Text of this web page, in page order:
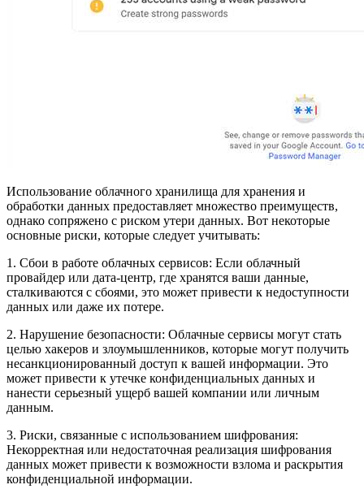
Использование облачного хранилища для хранения и
обработки данных предоставляет множество преимуществ,
однако сопряжено с риском утери данных. Вот некоторые
основные риски, которые следует учитывать:
1. Сбои в работе облачных сервисов: Если облачный
провайдер или дата-центр, где хранятся ваши данные,
сталкиваются с сбоями, это может привести к недоступности
данных или даже их потере.
2. Нарушение безопасности: Облачные сервисы могут стать
целью хакеров и злоумышленников, которые могут получить
несанкционированный доступ к вашей информации. Это
может привести к утечке конфиденциальных данных и
нанести серьезный ущерб вашей компании или личным
данным.
3. Риски, связанные с использованием шифрования:
Некорректная или недостаточная реализация шифрования
данных может привести к возможности взлома и раскрытия
конфиденциальной информации.